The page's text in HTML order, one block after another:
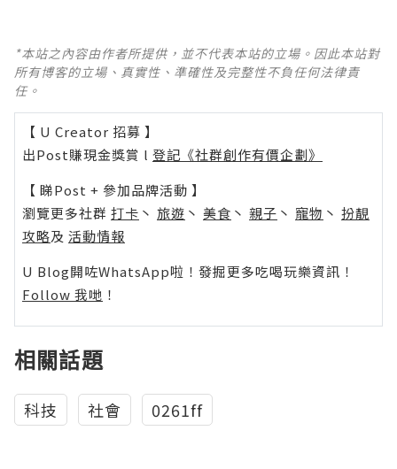
*本站之內容由作者所提供，並不代表本站的立場。因此本站對
所有博客的立場、真實性、準確性及完整性不負任何法律責
任。
【 U Creator 招募 】
出Post賺現金獎賞 l 登記《社群創作有價企劃》
【 睇Post + 參加品牌活動 】
瀏覽更多社群 打卡 丶 旅遊 丶 美食 丶 親子 丶 寵物 丶 扮靚
攻略及 活動情報
U Blog開咗WhatsApp啦！發掘更多吃喝玩樂資訊！
Follow 我哋 ！
相關話題
科技 社會 0261ff